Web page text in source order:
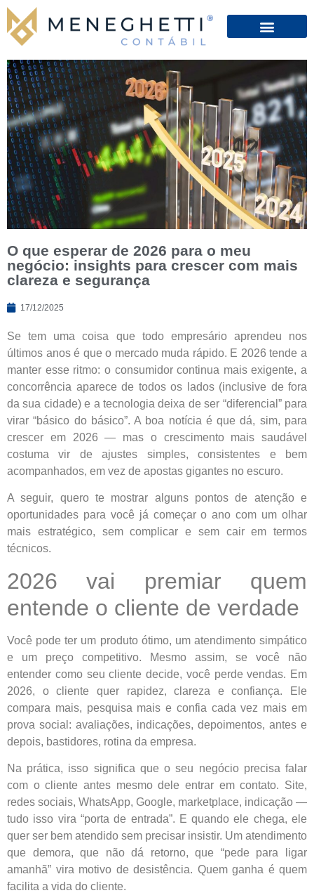
O que esperar de 2026 para o meu
negócio: insights para crescer com mais
clareza e segurança
17/12/2025
Se tem uma coisa que todo empresário aprendeu nos
últimos anos é que o mercado muda rápido. E 2026 tende a
manter esse ritmo: o consumidor continua mais exigente, a
concorrência aparece de todos os lados (inclusive de fora
da sua cidade) e a tecnologia deixa de ser “diferencial” para
virar “básico do básico”. A boa notícia é que dá, sim, para
crescer em 2026 — mas o crescimento mais saudável
costuma vir de ajustes simples, consistentes e bem
acompanhados, em vez de apostas gigantes no escuro.
A seguir, quero te mostrar alguns pontos de atenção e
oportunidades para você já começar o ano com um olhar
mais estratégico, sem complicar e sem cair em termos
técnicos.
2026 vai premiar quem
entende o cliente de verdade
Você pode ter um produto ótimo, um atendimento simpático
e um preço competitivo. Mesmo assim, se você não
entender como seu cliente decide, você perde vendas. Em
2026, o cliente quer rapidez, clareza e confiança. Ele
compara mais, pesquisa mais e confia cada vez mais em
prova social: avaliações, indicações, depoimentos, antes e
depois, bastidores, rotina da empresa.
Na prática, isso significa que o seu negócio precisa falar
com o cliente antes mesmo dele entrar em contato. Site,
redes sociais, WhatsApp, Google, marketplace, indicação —
tudo isso vira “porta de entrada”. E quando ele chega, ele
quer ser bem atendido sem precisar insistir. Um atendimento
que demora, que não dá retorno, que “pede para ligar
amanhã” vira motivo de desistência. Quem ganha é quem
facilita a vida do cliente.